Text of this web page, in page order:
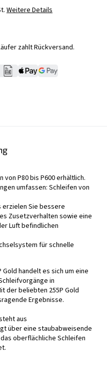
Weitere Details
zahlt Rückversand.
von P80 bis P600 erhältlich.
umfassen: Schleifen von
erzielen Sie bessere
Zusetzverhalten sowie eine
Luft befindlichen
für schnelle
handelt es sich um eine
in
der beliebten 255P Gold
Ergebnisse.
aus
über eine staubabweisende
oberflächliche Schleifen